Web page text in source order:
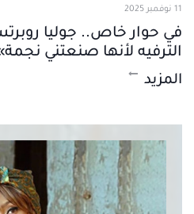
11 نوفمبر 2025
في حوار خاص.. جوليا
الترفيه لأنها صنعتني
المزيد